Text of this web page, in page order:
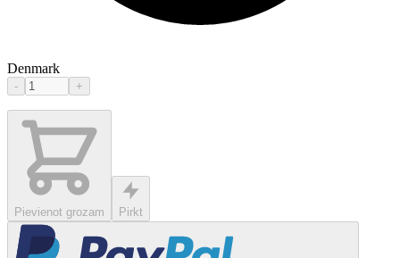
Denmark
- +
Pievienot grozam Pirkt